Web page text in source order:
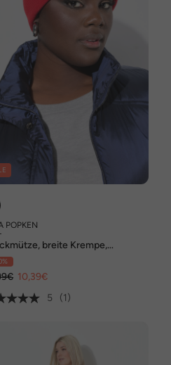
POPKEN
breite Krempe,
Strick
10,39€
5
(1)